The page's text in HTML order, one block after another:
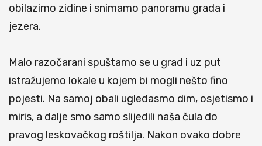
obilazimo zidine i snimamo panoramu grada i
jezera.
Malo razočarani spuštamo se u grad i uz put
istražujemo lokale u kojem bi mogli nešto fino
pojesti. Na samoj obali ugledasmo dim, osjetismo i
miris, a dalje smo samo slijedili naša čula do
pravog leskovačkog roštilja. Nakon ovako dobre